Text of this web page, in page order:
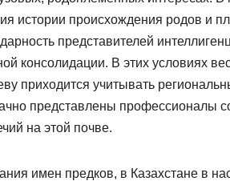
истории происхождения родов и
представителей
консолидации. В этих условиях
приходится учитывать
представлены профессионалы
на этой почве.
имен предков, в Казахстане в